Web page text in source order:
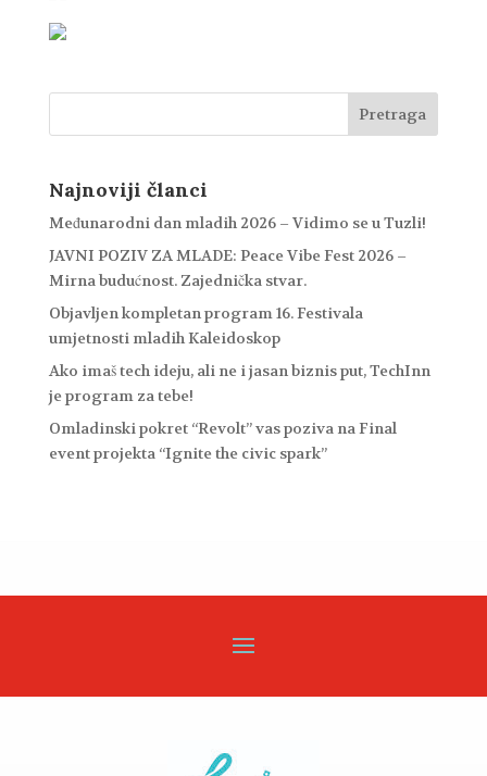
Najnoviji članci
Međunarodni dan mladih 2026 – Vidimo se u Tuzli!
JAVNI POZIV ZA MLADE: Peace Vibe Fest 2026 –
Mirna budućnost. Zajednička stvar.
Objavljen kompletan program 16. Festivala
umjetnosti mladih Kaleidoskop
Ako imaš tech ideju, ali ne i jasan biznis put, TechInn
je program za tebe!
Omladinski pokret “Revolt” vas poziva na Final
event projekta “Ignite the civic spark”